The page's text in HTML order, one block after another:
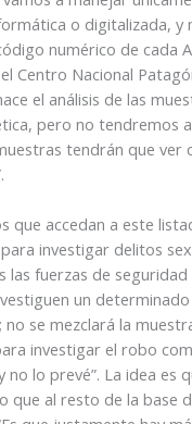
o digitalizada, y
numérico de cada
Centro Nacional
el análisis de las
pero no tendremos
tendrán que ver
que accedan a este
investigar delitos
las fuerzas de seguridad
un
no se mezclará la
investigar el robo
no lo prevé”. La idea es
que al resto de la base